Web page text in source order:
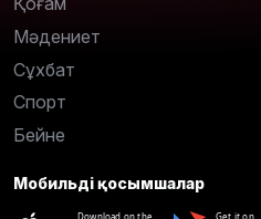
Мәдениет
Сұхбат
Спорт
Бейне
Мобильді қосымшалар